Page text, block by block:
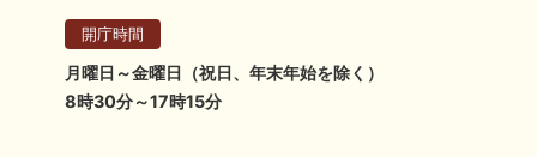
開庁時間
月曜日～金曜日（祝日、年末年始を除く）
8時30分～17時15分